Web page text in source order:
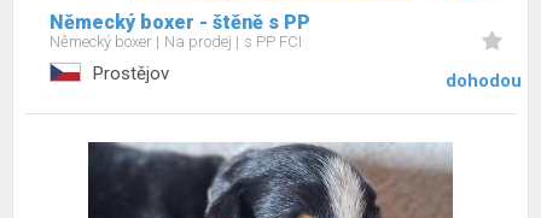
Německý boxer - štěně s PP
Německý boxer Na prodej s PP FCI
Prostějov dohodou